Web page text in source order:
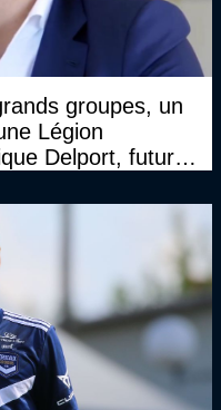
groupes, un
Légion
Delport, futur